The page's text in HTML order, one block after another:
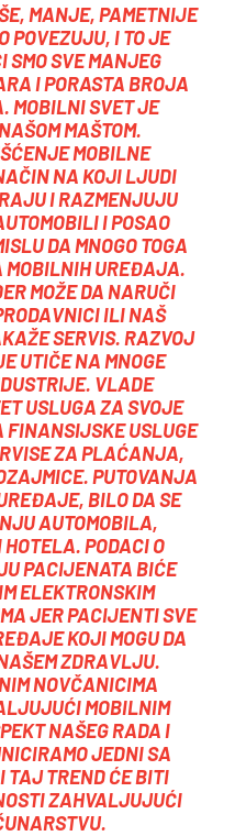
MANJE, PAMETNIJE
POVEZUJU, I TO JE
SMO SVE MANJEG
I PORASTA BROJA
MOBILNI SVET JE
MAŠTOM.
MOBILNE
NA KOJI LJUDI
I RAZMENJUJU
I POSAO
DA MNOGO TOGA
MOBILNIH UREĐAJA.
MOŽE DA NARUČI
ILI NAŠ
SERVIS. RAZVOJ
UTIČE NA MNOGE
VLADE
USLUGA ZA SVOJE
USLUGE
ZA PLAĆANJA,
PUTOVANJA
BILO DA SE
AUTOMOBILA,
PODACI O
PACIJENATA BIĆE
ELEKTRONSKIM
JER PACIJENTI SVE
KOJI MOGU DA
ZDRAVLJU.
NOVČANICIMA
MOBILNIM
NAŠEG RADA I
JEDNI SA
TAJ TREND ĆE BITI
ZAHVALJUJUĆI